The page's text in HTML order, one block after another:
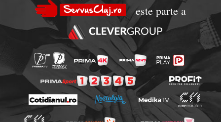
este parte a